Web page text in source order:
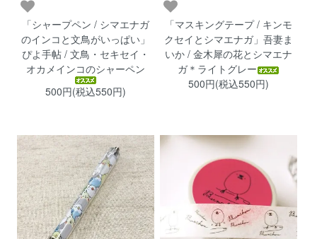
「シャープペン / シマエナガ
のインコと文鳥がいっぱい」
ぴよ手帖 / 文鳥・セキセイ・
オカメインコのシャーペン
500円(税込550円)
「マスキングテープ / キンモ
クセイとシマエナガ」吾妻ま
いか / 金木犀の花とシマエナ
ガ＊ライトグレー
500円(税込550円)